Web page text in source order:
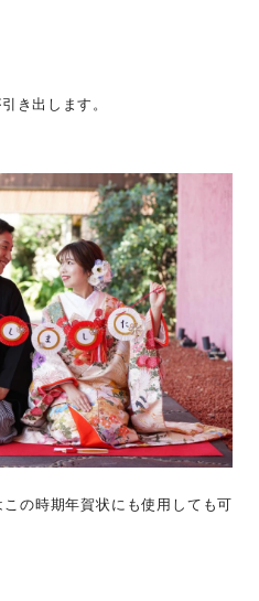
き出します。
の時期年賀状にも使用しても可